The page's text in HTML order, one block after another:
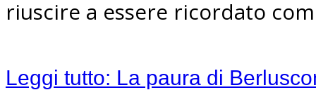
riuscire a essere ricordato
Leggi tutto: La paura di